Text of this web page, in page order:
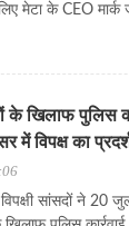
मेटा के CEO मार्क
के खिलाफ पुलिस
में विपक्ष का
सांसदों ने 20